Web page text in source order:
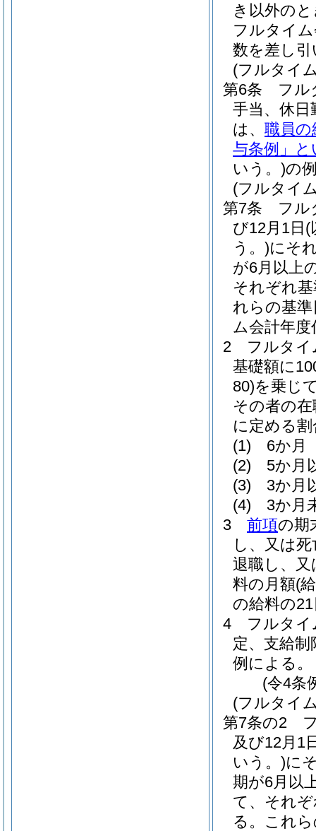
き以外の
フルタイ
数を差し
(フルタイ
第6条
フル
手当、休日
は、 職員の
与条例」と
いう。)の
(フルタイ
第7条
フル
び12月1日 (
う。)にそ
が6月以上
それぞれ
れらの基
ム会計年
2
フルタイ
基礎額に
80)を乗じ
その者の
に定める
(1)
6か月
(2)
5か月
(3)
3か月
(4)
3か月
3
前項の期
し、又は
退職し、
料の月額(
の給料の
4
フルタイ
定、支給
例による。
(令4条
(フルタイ
第7条の2
及び12月1
いう。)に
期が6月以
て、それ
る。 これ